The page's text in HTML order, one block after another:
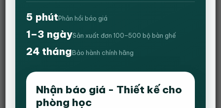
Combo bàn chữ Z – Ghế gaming extreme
zero S+ – Màu đen – Không gác chân
1,840,000
Giá
gốc
là:
1,790,000 Giá
hiện
1-Ghế gaming extreme zero S+
5 phútPhản hồi báo giá
1–3 ngàySản xuất đơn 100–500 bộ bàn ghế
24 thángBảo hành chính hãng
Nhận báo giá - Thiết kế cho
phòng học